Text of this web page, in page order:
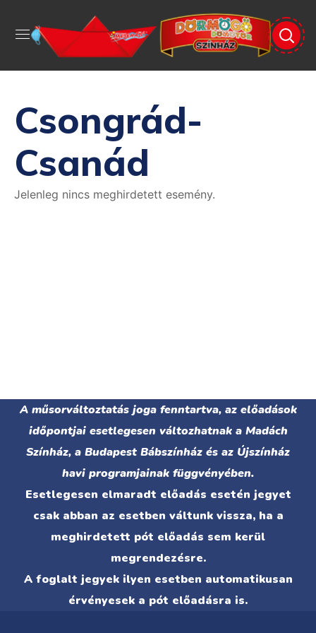
Csongrád-
Csanád
Jelenleg nincs meghirdetett esemény.
A műsorváltoztatás joga fenntartva, az előadások
időpontjai esetlegesen változhatnak a Madách
Színház, a Budapest Bábszínház és az Újszínház
havi programjainak függvényében.
Esetlegesen elmaradt előadás esetén jegyet
csak abban az esetben váltunk vissza, ha a
meghirdetett pót előadás sem kerül
megrendezésre.
A foglalt jegyek ilyen esetben automatikusan
érvényesek a pót előadásra is.